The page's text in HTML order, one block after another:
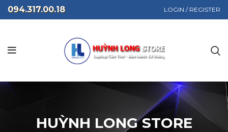
094.317.00.18 LOGIN / REGISTER
HUỲNH LONG STORE